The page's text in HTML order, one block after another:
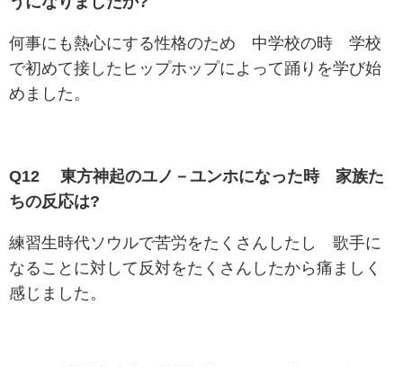
何事にも熱心にする性格のため 中学校の時 学校
で初めて接したヒップホップによって踊りを学び始
めました。
Q12 東方神起のユノ－ユンホになった時 家族た
ちの反応は?
練習生時代ソウルで苦労をたくさんしたし 歌手に
なることに対して反対をたくさんしたから痛ましく
感じました。